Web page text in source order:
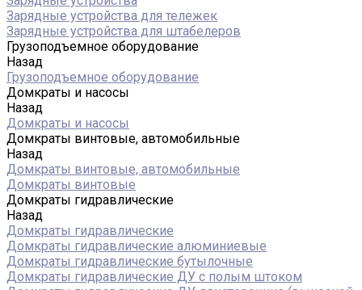
Зарядные устройства для тележек
Зарядные устройства для штабелеров
Грузоподъемное оборудование
Назад
Грузоподъемное оборудование
Домкраты и насосы
Назад
Домкраты и насосы
Домкраты винтовые, автомобильные
Назад
Домкраты винтовые, автомобильные
Домкраты винтовые
Домкраты гидравлические
Назад
Домкраты гидравлические
Домкраты гидравлические алюминиевые
Домкраты гидравлические бутылочные
Домкраты гидравлические ДУ c полым штоком